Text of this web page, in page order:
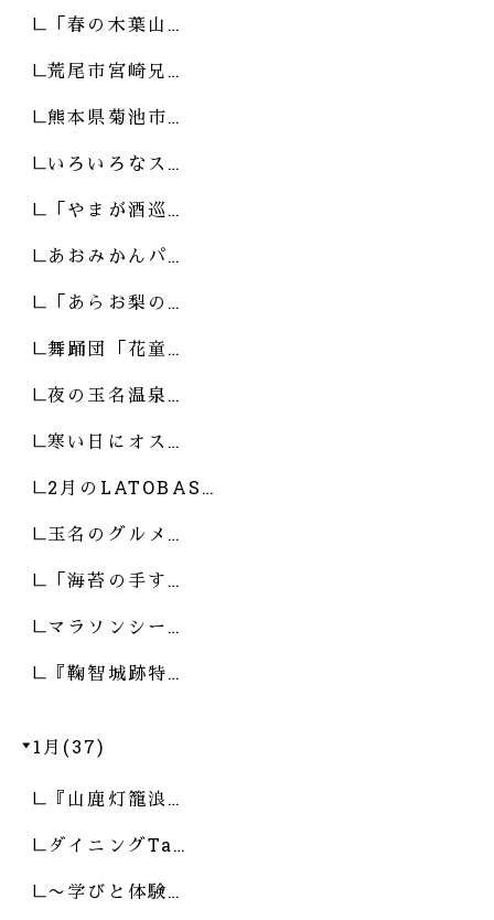
「春の木葉山…
荒尾市宮崎兄…
熊本県菊池市…
いろいろなス…
「やまが酒巡…
あおみかんパ…
「あらお梨の…
舞踊団「花童…
夜の玉名温泉…
寒い日にオス…
2月のLATOBAS…
玉名のグルメ…
「海苔の手す…
マラソンシー…
『鞠智城跡特…
1月(37)
『山鹿灯籠浪…
ダイニングTa…
〜学びと体験…